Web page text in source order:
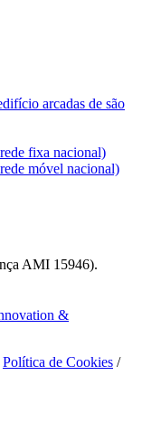
arcadas de são
fixa nacional)
móvel nacional)
AMI 15946).
&
Política de Cookies /